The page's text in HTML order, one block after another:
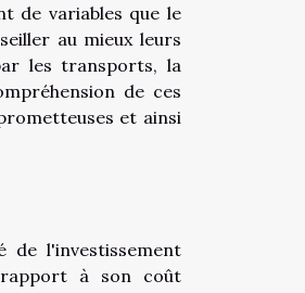
de variables que le
au mieux leurs
les transports, la
de ces
et ainsi
l'investissement
à son coût